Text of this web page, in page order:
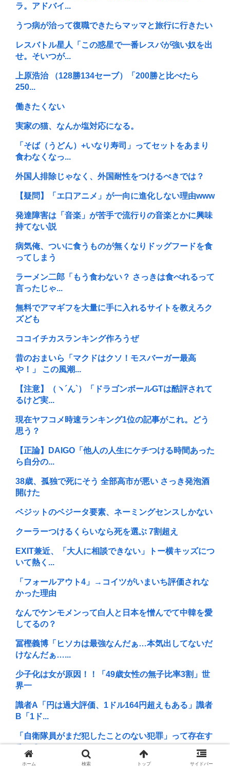
ラ。アドバイ...
うつ病が治って復職できたらマッマと旅行に行きたい
レスバトル星人「この惑星で一番レスバが強い奴を出
せ。そいつが...
上原浩治 （128勝134セーブ）「200勝と比べたら
250...
働きたくない
実家の猫、なんか塩対応になる。
「そば（うどん）+いなり寿司」ってセットをあまり
食わなくなっ...
外国人排除じゃなく、外国耐性をつけるべきでは？
【疑問】「エ口アニメ」が一向に進化しない理由www
発達障害は「音楽」が苦手で流行りの音楽とかに興味
持てない説
病気俺、ついに食うものが無くなりドッグフードを食
ってしまう
ラーメン二郎「もう食わない？ さっきは食べれるって
言ったじゃ...
無料でアマギフを大量に手に入れるサイトを教えろク
ズども
ココイチカスランキング作ろうぜ
昔のおまいら「マクドはクソ！モスバーガー最高
や！」 この風潮...
【注意】（ヽ´ん`）「ドラゴンボールGTは酷評されて
るけど実...
現在ヤフコメ時速ランキング1位の記事がこれ。どう
思う？
【正論】DAIGO「他人の人生にケチつける時間あった
ら自分の...
38歳、孤独で死にそう 全部高市が悪い さっき発泡酒
開けた
ベジットのベジータ要素、ネーミングセンスしかない
クーラーつけるくらいなら死を選ぶ 7割超え
EXIT兼近、「大人に相談できない」トー横キッズにつ
いて熱く...
「フォールアウト4」→コイツがいまいち評価されな
かった理由
なんでケンモメンって白人と日本を憎んでて中韓を愛
してるの？
冨樫義博「ヒソカは最強なんだぁ…本気出してないだ
けなんだぁ…...
少子化は女が原因！！「49歳女性の無子比率3割」世
界一
識者A「円は過大評価、1ドル164円超えもある」識者
B「1ド...
「自衛隊員がまだ犯したことのない犯罪」って存在す
るの？
シャトレーゼのアイスランキングが出たぞ！！
ホーム 検索 トップ サイドバー